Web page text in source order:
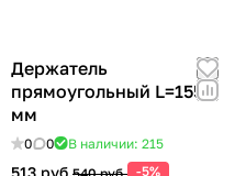
Держатель
прямоугольный L=155
мм
0 0 В наличии: 215
513 руб. -5%